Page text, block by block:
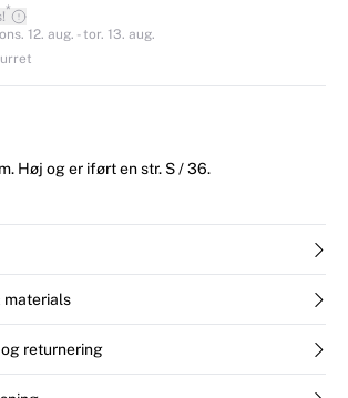
*
12. aug. - tor. 13. aug.
Høj og er iført en str. S / 36.
materials
returnering